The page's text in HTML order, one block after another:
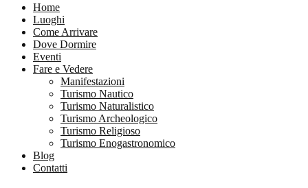
Home
Luoghi
Come Arrivare
Dove Dormire
Eventi
Fare e Vedere
Manifestazioni
Turismo Nautico
Turismo Naturalistico
Turismo Archeologico
Turismo Religioso
Turismo Enogastronomico
Blog
Contatti